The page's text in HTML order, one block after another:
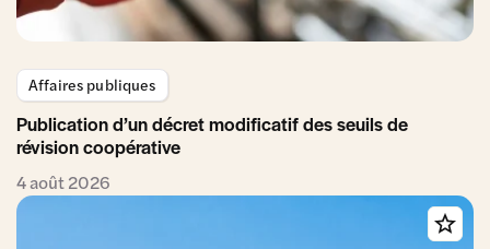
Affaires publiques
Publication d’un décret modificatif des seuils de
révision coopérative
4 août 2026